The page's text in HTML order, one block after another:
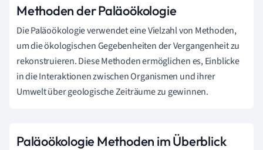
Methoden der Paläoökologie
Die Paläoökologie verwendet eine Vielzahl von Methoden,
um die ökologischen Gegebenheiten der Vergangenheit zu
rekonstruieren. Diese Methoden ermöglichen es, Einblicke
in die Interaktionen zwischen Organismen und ihrer
Umwelt über geologische Zeiträume zu gewinnen.
Paläoökologie Methoden im Überblick